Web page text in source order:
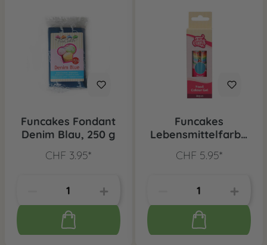
Funcakes Fondant
Denim Blau, 250 g
CHF 3.95*
Funcakes
Lebensmittelfarbe
CHF 5.95*